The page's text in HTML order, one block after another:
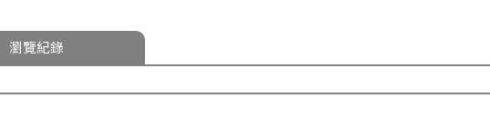
瀏覽紀錄